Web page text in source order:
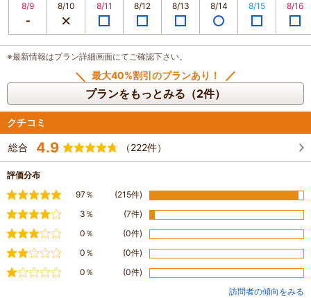
8/9
8/10 8/11 8/12 8/13 8/14 8/15 8/16
※最新情報はプラン詳細画面にてご確認下さい。
最大40%割引のプランあり！
プランをもっとみる（2件）
クチコミ
総合 4.9 （222件）
評価分布
満足97％ (215件)
やや満足
3％ (7件)
普通0％ (0件)
やや不満
0％ (0件)
不満0％
(0件)
訪問者の傾向をみる